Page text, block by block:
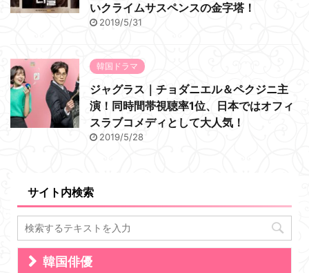
いクライムサスペンスの金字塔！
2019/5/31
韓国ドラマ
ジャグラス｜チョダニエル＆ペクジニ主
演！同時間帯視聴率1位、日本ではオフィ
スラブコメディとして大人気！
2019/5/28
サイト内検索
韓国俳優